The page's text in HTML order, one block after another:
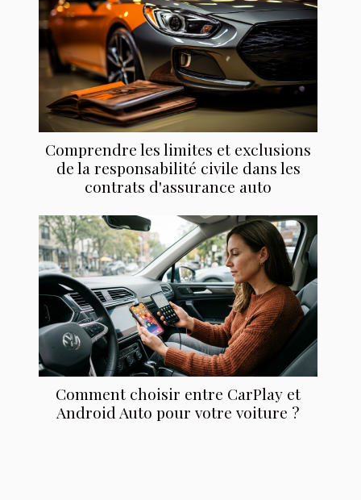
Comprendre les limites et exclusions
de la responsabilité civile dans les
contrats d'assurance auto
Comment choisir entre CarPlay et
Android Auto pour votre voiture ?